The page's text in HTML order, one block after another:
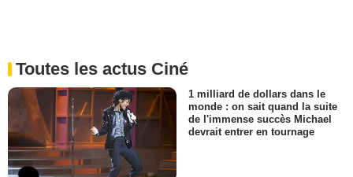
Toutes les actus Ciné
1 milliard de dollars dans le
monde : on sait quand la suite
de l'immense succès Michael
devrait entrer en tournage